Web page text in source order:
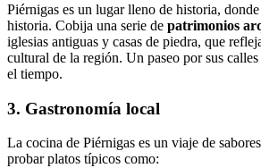
Piérnigas es un lugar lleno de historia,
historia. Cobija una serie de patrimonios
iglesias antiguas y casas de piedra, que
cultural de la región. Un paseo por sus
el tiempo.
3. Gastronomía local
La cocina de Piérnigas es un viaje de
probar platos típicos como: